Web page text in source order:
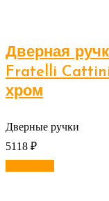
Дверная
Fratelli
хром
Дверные ручки
5118 ₽